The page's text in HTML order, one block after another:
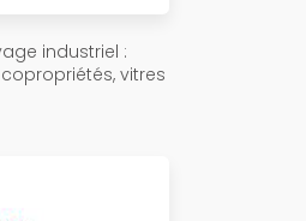
industriel :
copropriétés, vitres